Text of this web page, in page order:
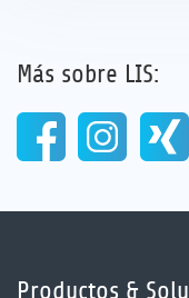
Más sobre LIS:
Productos &